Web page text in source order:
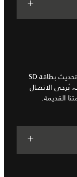
تتضمن الأسئلة المتداولة تفاصيل حول كيفية تحديث بطاقة SD
يُرجى الاتصال
القديمة.